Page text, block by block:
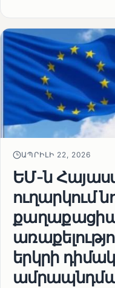
ԱՊՐԻԼԻ 22, 2026
ԵՄ-ն
ուղարկում
երկրի